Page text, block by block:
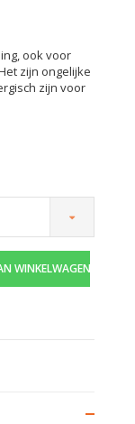
ook voor
zijn ongelijke
zijn voor
WINKELWAGEN